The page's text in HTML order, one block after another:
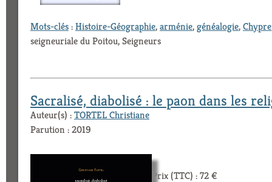
Mots-clés:Histoire-Géographie,arménie,généalogie,Chypre
seigneuriale du Poitou, Seigneurs
Sacralisé, diabolisé : le paon dans les
Auteur(s) :TORTEL Christiane
Parution : 2019
Prix (TTC) : 72 €